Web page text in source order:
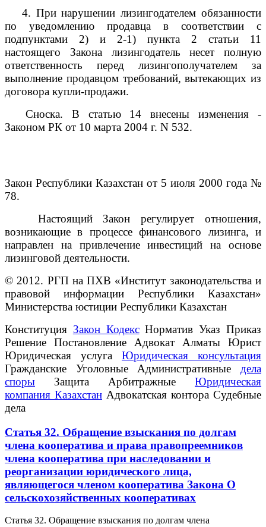
4. При нарушении лизингодателем обязанности
по уведомлению продавца в соответствии с
подпунктами 2) и 2-1) пункта 2 статьи 11
настоящего Закона лизингодатель несет полную
ответственность перед лизингополучателем за
выполнение продавцом требований, вытекающих из
договора купли-продажи.
Сноска. В статью 14 внесены изменения -
Законом РК от 10 марта 2004 г. N 532.
Закон Республики Казахстан от 5 июля 2000 года №
78.
Настоящий Закон регулирует отношения,
возникающие в процессе финансового лизинга, и
направлен на привлечение инвестиций на основе
лизинговой деятельности.
© 2012. РГП на ПХВ «Институт законодательства и
правовой информации Республики Казахстан»
Министерства юстиции Республики Казахстан
Конституция Закон КодексНорматив Указ Приказ
Решение Постановление Адвокат Алматы Юрист
Юридическая услуга Юридическая консультация
Гражданские Уголовные Административные дела
споры Защита Арбитражные Юридическая
компания Казахстан Адвокатская контора Судебные
дела
Статья 32. Обращение взыскания по долгам
члена кооператива и права правопреемников
члена кооператива при наследовании и
реорганизации юридического лица,
являющегося членом кооператива Закона О
сельскохозяйственных кооперативах
Статья 32. Обращение взыскания по долгам члена